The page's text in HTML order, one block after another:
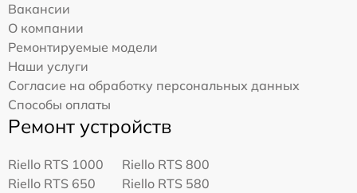
Вакансии
О компании
Ремонтируемые модели
Наши услуги
Согласие на обработку персональных данных
Способы оплаты
Ремонт устройств
Riello RTS 1000
Riello RTS 800
Riello RTS 650
Riello RTS 580